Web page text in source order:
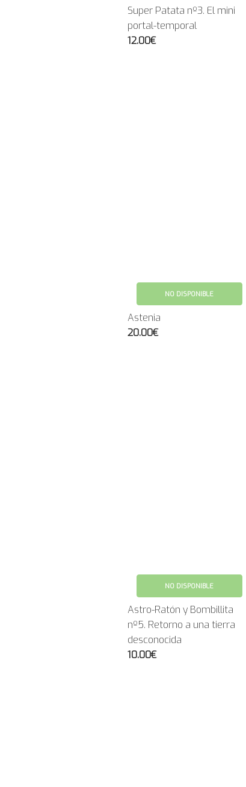
Super Patata nº3. El mini
portal-temporal
12.00€
NO DISPONIBLE
Astenia
20.00€
NO DISPONIBLE
Astro-Ratón y Bombillita
nº5. Retorno a una tierra
desconocida
10.00€